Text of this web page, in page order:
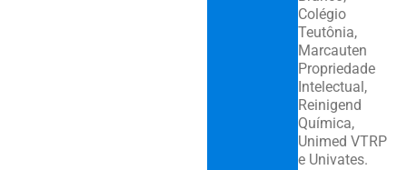
Colégio
Teutônia,
Marcauten
Propriedade
Intelectual,
Reinigend
Química,
Unimed VTRP
e Univates.